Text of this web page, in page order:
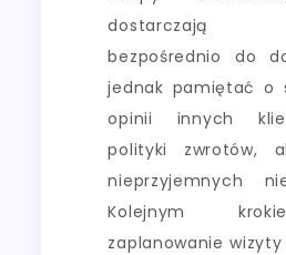
dostarczają
bezpośrednio do
jednak pamiętać o
opinii innych
polityki zwrotów,
nieprzyjemnych
Kolejnym
zaplanowanie